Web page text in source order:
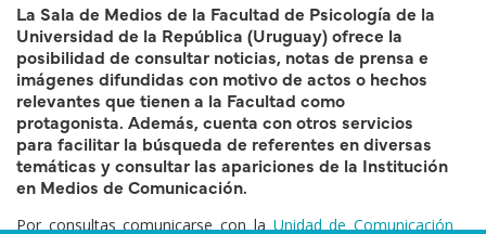
La Sala de Medios de la Facultad de Psicología de la
Universidad de la República (Uruguay) ofrece la
posibilidad de consultar noticias, notas de prensa e
imágenes difundidas con motivo de actos o hechos
relevantes que tienen a la Facultad como
protagonista. Además, cuenta con otros servicios
para facilitar la búsqueda de referentes en diversas
temáticas y consultar las apariciones de la Institución
en Medios de Comunicación.
Por consultas comunicarse con laUnidad de Comunicación